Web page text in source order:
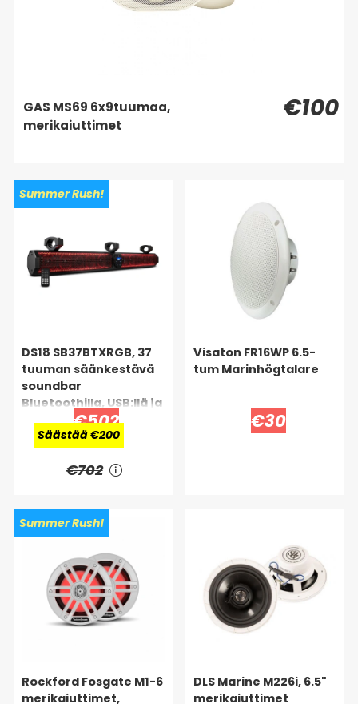
GAS MS69 6x9tuumaa,
merikaiuttimet
€100
Summer Rush!
DS18 SB37BTXRGB, 37
tuuman säänkestävä
soundbar
Bluetoothilla, USB:llä ja
RGB:llä €502
Säästää €200
€702
Visaton FR16WP 6.5-
tum Marinhögtalare
€30
Summer Rush!
Rockford Fosgate M1-6
merikaiuttimet,
DLS Marine M226i, 6.5"
merikaiuttimet